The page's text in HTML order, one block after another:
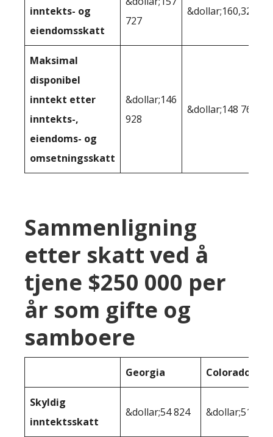
inntekts- og
eiendomsskatt
727
&dollar;160,322
Maksimal
disponibel
inntekt etter
inntekts-,
eiendoms- og
omsetningsskatt
&dollar;146
928
&dollar;148 763
Sammenligning
etter skatt ved å
tjene $250 000 per
år som gifte og
samboere
Georgia Colorado
Skyldig
inntektsskatt
&dollar;54 824 &dollar;51 651